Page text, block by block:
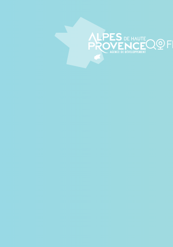
Choisir